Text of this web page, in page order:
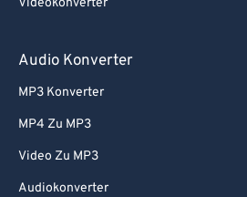
Videokonverter
Audio Konverter
MP3 Konverter
MP4 Zu MP3
Video Zu MP3
Audiokonverter